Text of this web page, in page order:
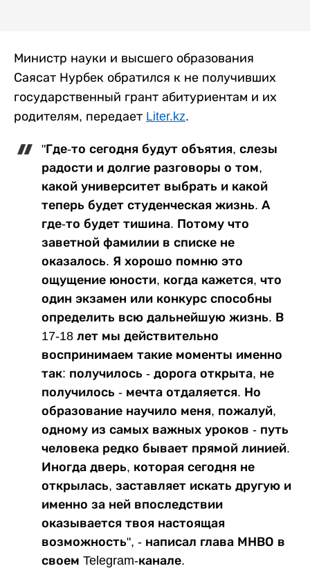
Министр науки и высшего образования
Саясат Нурбек обратился к не получивших
государственный грант абитуриентам и их
родителям, передает Liter.kz.
"Где-то сегодня будут объятия, слезы
радости и долгие разговоры о том,
какой университет выбрать и какой
теперь будет студенческая жизнь. А
где-то будет тишина. Потому что
заветной фамилии в списке не
оказалось. Я хорошо помню это
ощущение юности, когда кажется, что
один экзамен или конкурс способны
определить всю дальнейшую жизнь. В
17-18 лет мы действительно
воспринимаем такие моменты именно
так: получилось - дорога открыта, не
получилось - мечта отдаляется. Но
образование научило меня, пожалуй,
одному из самых важных уроков - путь
человека редко бывает прямой линией.
Иногда дверь, которая сегодня не
открылась, заставляет искать другую и
именно за ней впоследствии
оказывается твоя настоящая
возможность", - написал глава МНВО в
своем Telegram-канале.